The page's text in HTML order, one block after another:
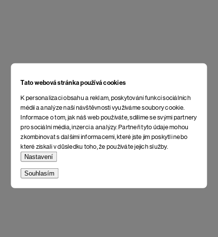
Tato webová stránka používá cookies
K personalizaci obsahu a reklam, poskytování funkcí sociálních
médií a analýze naší návštěvnosti využíváme soubory cookie.
Informace o tom, jak náš web používáte, sdílíme se svými partnery
pro sociální média, inzerci a analýzy. Partneři tyto údaje mohou
zkombinovat s dalšími informacemi, které jste jim poskytli nebo
které získali v důsledku toho, že používáte jejich služby.
Nastavení
Souhlasím